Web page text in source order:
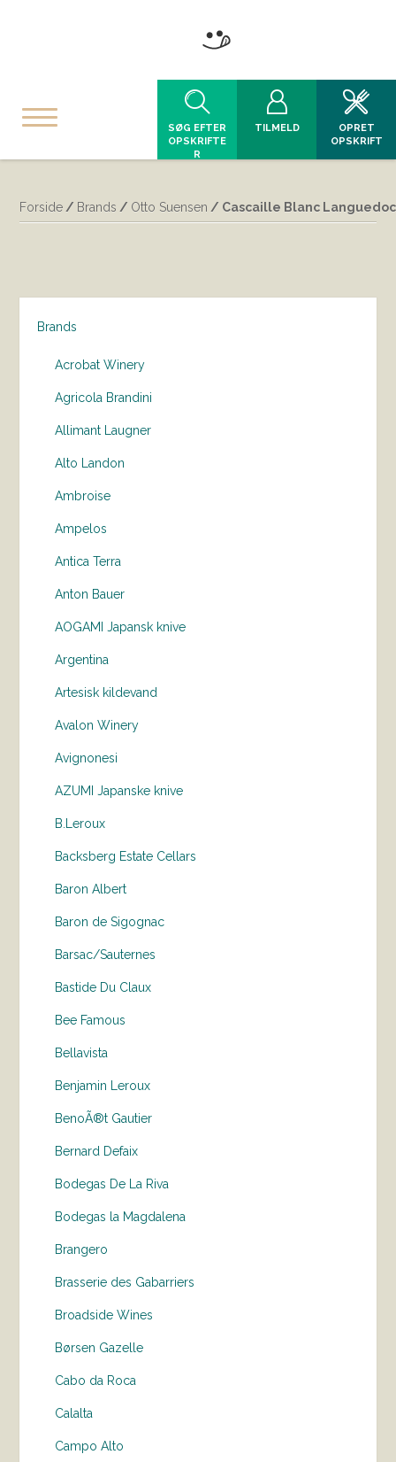
SØG EFTER
OPSKRIFTE
R
TILMELD
OPRET
OPSKRIFT
Forside / Brands / Otto Suensen / Cascaille Blanc
Brands
Acrobat Winery
Agricola Brandini
Allimant Laugner
Alto Landon
Ambroise
Ampelos
Antica Terra
Anton Bauer
AOGAMI Japansk knive
Argentina
Artesisk kildevand
Avalon Winery
Avignonesi
AZUMI Japanske knive
B.Leroux
Backsberg Estate Cellars
Baron Albert
Baron de Sigognac
Barsac/Sauternes
Bastide Du Claux
Bee Famous
Bellavista
Benjamin Leroux
BenoÃ®t Gautier
Bernard Defaix
Bodegas De La Riva
Bodegas la Magdalena
Brangero
Brasserie des Gabarriers
Broadside Wines
Børsen Gazelle
Cabo da Roca
Calalta
Campo Alto